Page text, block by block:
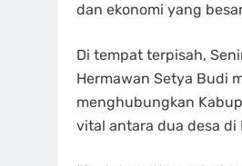
dan ekonomi yang
Di tempat terpisah,
Hermawan Setya Budi
menghubungkan
vital antara dua desa di